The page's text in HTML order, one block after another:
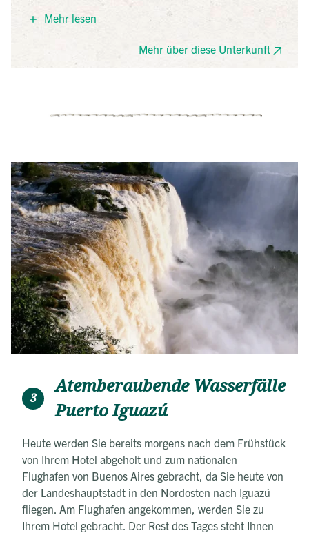
exquisiter französischer Architektur. Das Hotel liegt
in einem der prestigeträchtigsten Viertel der Stadt,
Kunstgalerien. Es bietet 112 helle, geräumige
Mehr lesen
Mehr über diese Unterkunft
3
Atemberaubende Wasserfälle
Puerto Iguazú
Heute werden Sie bereits morgens nach dem Frühstück
von Ihrem Hotel abgeholt und zum nationalen
Flughafen von Buenos Aires gebracht, da Sie heute von
der Landeshauptstadt in den Nordosten nach Iguazú
fliegen. Am Flughafen angekommen, werden Sie zu
Ihrem Hotel gebracht. Der Rest des Tages steht Ihnen